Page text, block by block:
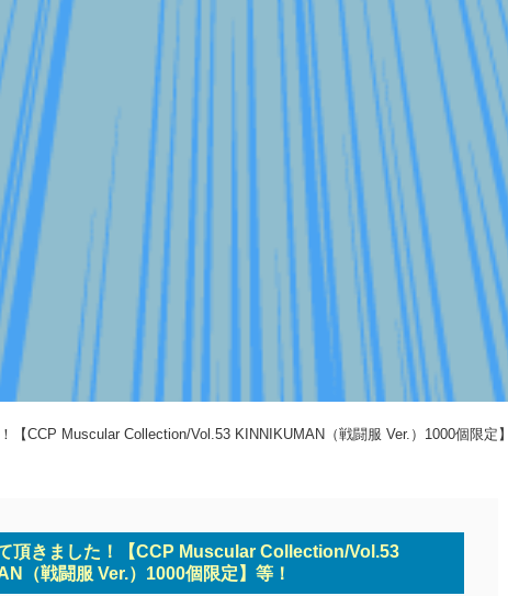
CCP Muscular Collection/Vol.53 KINNIKUMAN（戦闘服 Ver.）1000個限定
頂きました！【CCP Muscular Collection/Vol.53
（戦闘服 Ver.）1000個限定】等！